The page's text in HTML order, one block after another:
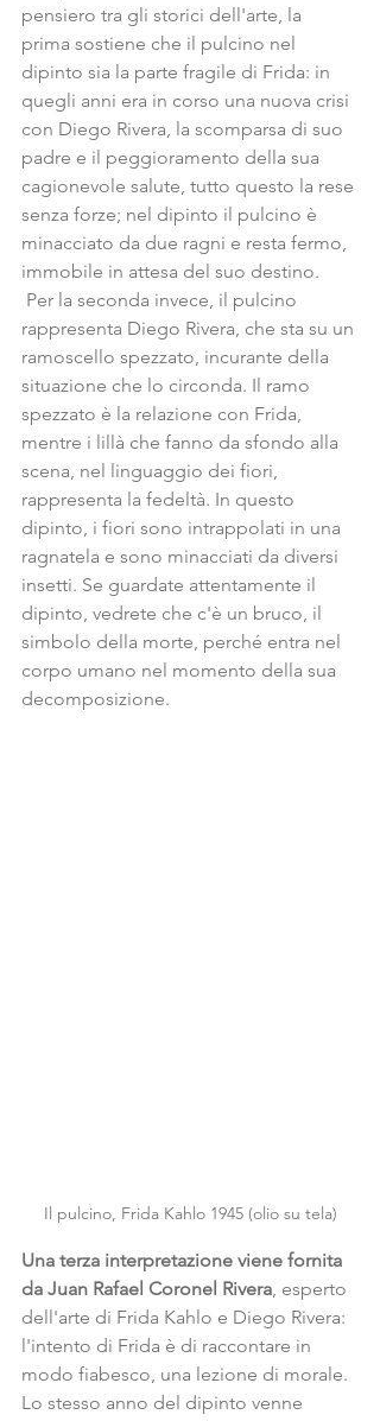
pensiero tra gli storici dell'arte, la
prima sostiene che il pulcino nel
dipinto sia la parte fragile di Frida: in
quegli anni era in corso una nuova crisi
con Diego Rivera, la scomparsa di suo
padre e il peggioramento della sua
cagionevole salute, tutto questo la rese
senza forze; nel dipinto il pulcino è
minacciato da due ragni e resta fermo,
immobile in attesa del suo destino.
rappresenta Diego Rivera, che sta su un
ramoscello spezzato, incurante della
situazione che lo circonda. Il ramo
spezzato è la relazione con Frida,
mentre i lillà che fanno da sfondo alla
scena, nel linguaggio dei fiori,
rappresenta la fedeltà. In questo
dipinto, i fiori sono intrappolati in una
ragnatela e sono minacciati da diversi
insetti. Se guardate attentamente il
dipinto, vedrete che c'è un bruco, il
simbolo della morte, perché entra nel
corpo umano nel momento della sua
decomposizione.
Il pulcino, Frida Kahlo 1945 (olio su tela)
Una terza interpretazione viene fornita
da Juan Rafael Coronel Rivera, esperto
dell'arte di Frida Kahlo e Diego Rivera:
l'intento di Frida è di raccontare in
modo fiabesco, una lezione di morale.
Lo stesso anno del dipinto venne